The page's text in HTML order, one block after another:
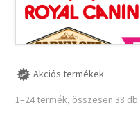
Akciós termékek
1–24 termék, összesen 38 db